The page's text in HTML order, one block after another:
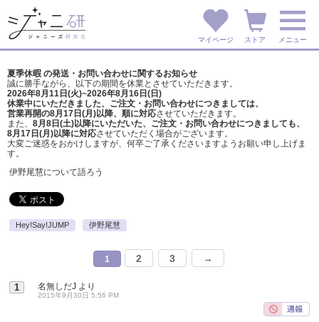
マイページ ストア メニュー
夏季休暇 の発送・お問い合わせに関するお知らせ
誠に勝手ながら、以下の期間を休業とさせていただきます。
2026年8月11日(火)~2026年8月16日(日)
休業中にいただきました、ご注文・お問い合わせにつきましては、
営業再開の8月17日(月)以降、順に対応させていただきます。
また、 8月8日(土)以降にいただいた、ご注文・ お問い合わせにつきましても、
8月17日(月)以降に対応させていただく場合がございます。
大変ご迷惑をおかけしますが、 何卒ご了承くださいますようお願い申し上げま
す。
伊野尾慧について語ろう
Hey!Say!JUMP 伊野尾慧
1 2 3 →
1 名無しだJ より
2015年9月30日 5:56 PM